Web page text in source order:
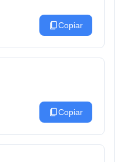
content_copyCopiar
content_copyCopiar